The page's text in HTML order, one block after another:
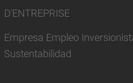
D'ENTREPRISE
Empresa Empleo
Sustentabilidad